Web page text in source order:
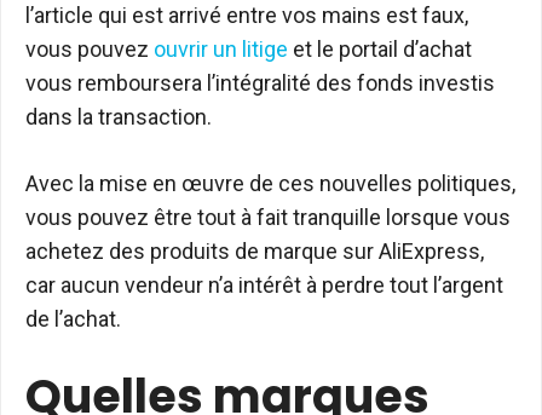
l’article qui est arrivé entre vos mains est faux,
vous pouvez ouvrir un litige et le portail d’achat
vous remboursera l’intégralité des fonds investis
dans la transaction.
Avec la mise en œuvre de ces nouvelles politiques,
vous pouvez être tout à fait tranquille lorsque vous
achetez des produits de marque sur AliExpress,
car aucun vendeur n’a intérêt à perdre tout l’argent
de l’achat.
Quelles marques